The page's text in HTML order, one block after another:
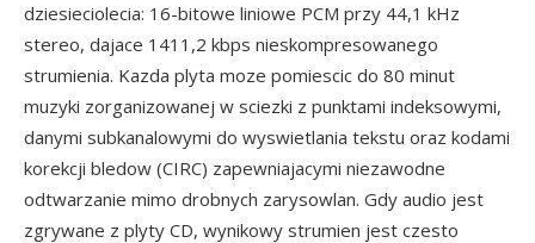
dziesieciolecia: 16-bitowe liniowe PCM przy 44,1 kHz
stereo, dajace 1411,2 kbps nieskompresowanego
strumienia. Kazda plyta moze pomiescic do 80 minut
muzyki zorganizowanej w sciezki z punktami indeksowymi,
danymi subkanalowymi do wyswietlania tekstu oraz kodami
korekcji bledow (CIRC) zapewniajacymi niezawodne
odtwarzanie mimo drobnych zarysowlan. Gdy audio jest
zgrywane z plyty CD, wynikowy strumien jest czesto